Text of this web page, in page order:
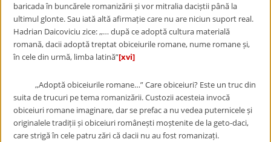
baricada în buncărele romanizării și vor mitralia daciștii până la
ultimul glonte. Sau iată altă afirmație care nu are niciun suport real.
Hadrian Daicoviciu zice: ,,… după ce adoptă cultura materială
romană, dacii adoptă treptat obiceiurile romane, nume romane și,
în cele din urmă, limba latină”[xvi]
,,Adoptă obiceiurile romane…” Care obiceiuri? Este un truc din
suita de trucuri pe tema romanizării. Custozii acesteia invocă
obiceiuri romane imaginare, dar se prefac a nu vedea puternicele și
originalele tradiții și obiceiuri românești moștenite de la geto-daci,
care strigă în cele patru zări că dacii nu au fost romanizați.